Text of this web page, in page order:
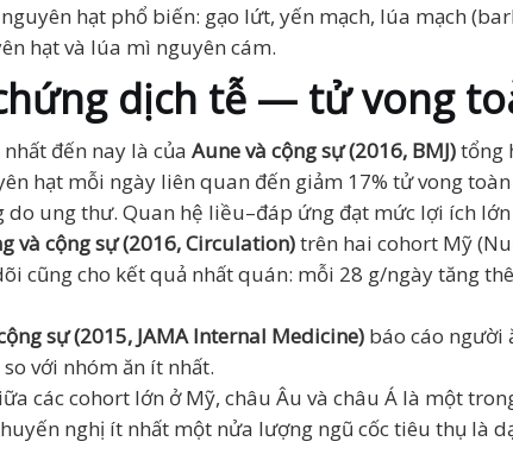
hạt phổ biến: gạo lứt, yến mạch, lúa mạch
hạt và lúa mì nguyên cám.
dịch tễ — tử vong
đến nay là của Aune và cộng sự (2016, BMJ)tổng
hạt mỗi ngày liên quan đến giảm 17% tử vong
do ung thư. Quan hệ liều–đáp ứng đạt mức lợi ích
và cộng sự (2016, Circulation)trên hai cohort Mỹ
cũng cho kết quả nhất quán: mỗi 28 g/ngày tăng
sự (2015, JAMA Internal Medicine) báo cáo người
với nhóm ăn ít nhất.
các cohort lớn ở Mỹ, châu Âu và châu Á là một
nghị ít nhất một nửa lượng ngũ cốc tiêu thụ là